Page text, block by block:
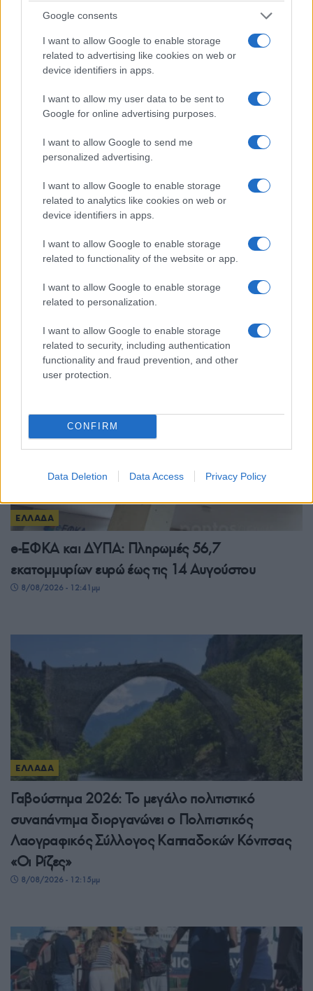
Google consents
I want to allow Google to enable storage
related to advertising like cookies on web or
device identifiers in apps.
I want to allow my user data to be sent to
Google for online advertising purposes.
I want to allow Google to send me
personalized advertising.
I want to allow Google to enable storage
related to analytics like cookies on web or
device identifiers in apps.
I want to allow Google to enable storage
related to functionality of the website or app.
I want to allow Google to enable storage
related to personalization.
I want to allow Google to enable storage
related to security, including authentication
functionality and fraud prevention, and other
user protection.
CONFIRM
Data Deletion Data Access Privacy Policy
ΕΛΛΑΔΑ
Συναγερμός για ανέμους έως 9 μποφόρ και
θερμοκρασίες έως 39 βαθμούς
Διάψευση της ΕΛΑΣ για αναφορές περί
απόπειρας προσέγγισης ανήλικης στην Κρήτη
ΕΛΛΑΔΑ
e-ΕΦΚΑ και ΔΥΠΑ: Πληρωμές 56,7
εκατομμυρίων ευρώ έως τις 14 Αυγούστου
8/08/2026 - 12:41μμ
ΕΛΛΑΔΑ
Γαβούστημα 2026: Το μεγάλο πολιτιστικό
συναπάντημα διοργανώνει ο Πολιτιστικός
Λαογραφικός Σύλλογος Καππαδοκών Κόνιτσας
«Οι Ρίζες»
8/08/2026 - 12:15μμ